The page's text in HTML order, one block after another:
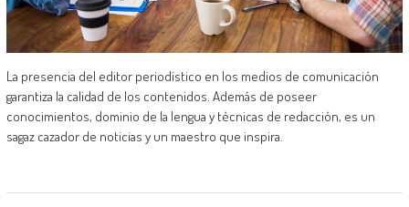
La presencia del editor periodístico en los medios de comunicación
garantiza la calidad de los contenidos. Además de poseer
conocimientos, dominio de la lengua y técnicas de redacción, es un
sagaz cazador de noticias y un maestro que inspira.